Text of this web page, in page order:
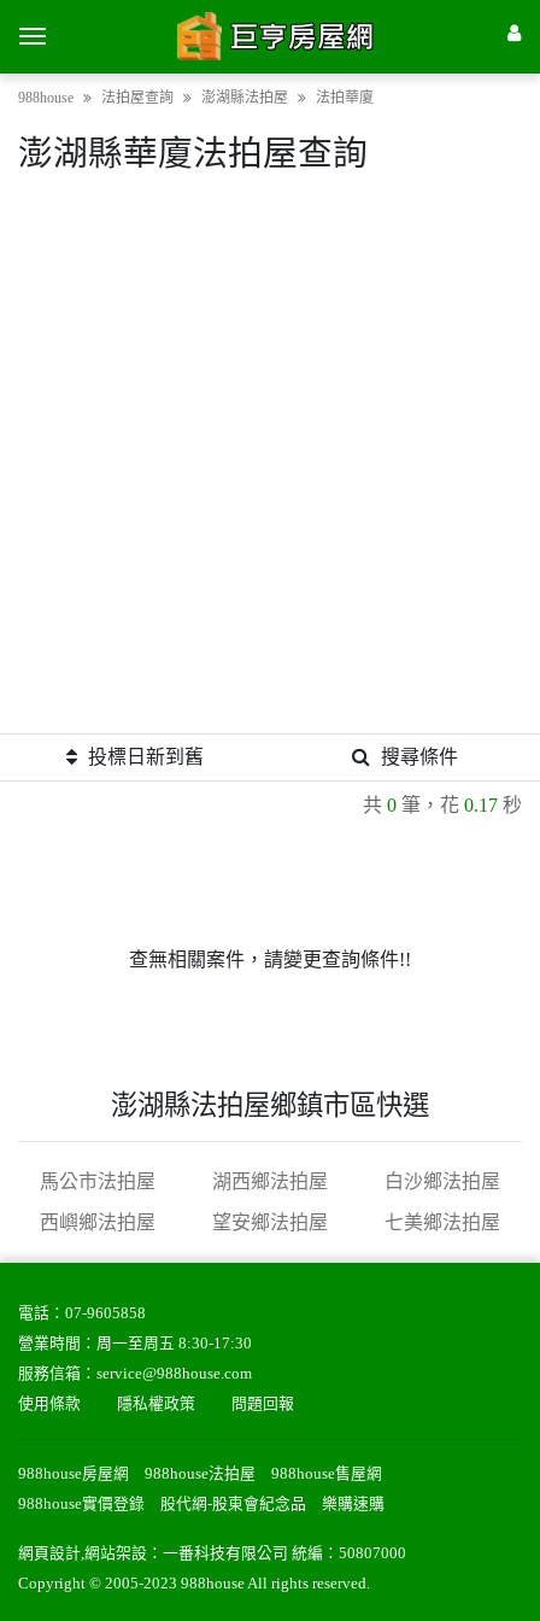
988house 法拍屋查詢 澎湖縣法拍屋 法拍華廈
澎湖縣華廈法拍屋查詢
投標日新到舊 搜尋條件
共 0 筆，花 0.17 秒
查無相關案件，請變更查詢條件!!
澎湖縣法拍屋鄉鎮市區快選
馬公市法拍屋 湖西鄉法拍屋
白沙鄉法拍屋
西嶼鄉法拍屋
望安鄉法拍屋 七美鄉法拍屋
電話： 07-9605858
營業時間：周一至周五 8:30-17:30
服務信箱： service@988house.com
使用條款
隱私權政策 問題回報
988house房屋網 988house法拍屋
988house售屋網
988house實價登錄
股代網-股東會紀念品 樂購速購
網頁設計,網站架設 ： 一番科技有限公司 統編：50807000
Copyright © 2005-2023 988house All rights reserved.